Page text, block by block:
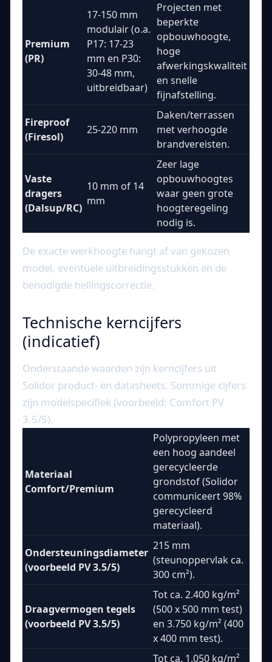
Premium
(PR)
17-150 mm
modulair (o.a.
P17: 17-23
mm en P30:
30-48 mm,
uitbreidbaar)
Projecten met
beperkte
opbouwhoogte,
hoge
afwerkingskwaliteit
en snelle
fijnafstelling.
Fireproof
(Firesol)
25-220 mm
Daken/terrassen
met verhoogde
brandvereisten.
Vaste
dragers
(Dalsup/RC)
10 mm of 14
mm
Zeer lage
opbouwhoogtes
waar geen grote
hoogteregeling
nodig is.
De exacte werkhoogte hangt af van gekozen
model, eventuele uitbreidingsstukken en de
benodigde hellingscorrectie.
Technische kerncijfers
(indicatief)
Onderstaande waarden zijn kerncijfers uit
Solidor product- en datasheets. Sommige cijfers
zijn modelspecifiek (voorbeeld: Comfort PV
3.5/5).
Materiaal
Comfort/Premium
Polypropyleen met
een hoog aandeel
gerecycleerde
grondstof (Solidor
communiceert 98%
gerecycleerd
materiaal).
Ondersteuningsdiameter
(voorbeeld PV 3.5/5)
215 mm
(steunoppervlak ca.
300 cm²).
Draagvermogen tegels
(voorbeeld PV 3.5/5)
Tot ca. 2.400 kg/m²
(500 x 500 mm test)
en 3.750 kg/m² (400
x 400 mm test).
Tot ca. 1.050 kg/m²